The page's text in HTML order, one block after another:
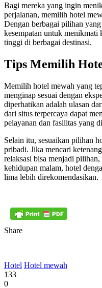
Bagi mereka yang ingin
perjalanan, memilih hotel
Dengan berbagai pilihan
kesempatan untuk menikmati
tinggi di berbagai destinasi.
Tips Memilih
Memilih hotel mewah yang
menginap sesuai dengan
diperhatikan adalah ulasan
dari situs terpercaya dapat
pelayanan dan fasilitas yang
Selain itu, sesuaikan pilihan
pribadi. Jika mencari
relaksasi bisa menjadi
kehidupan malam, hotel
lima lebih direkomendasikan.
Share
Hotel Hotel mewah
133
0